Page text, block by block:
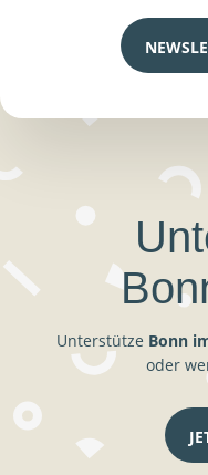
Unterstütze Bonn
oder